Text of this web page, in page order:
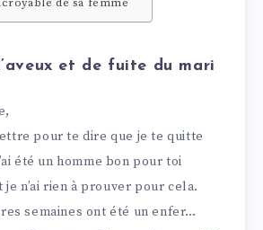
de sa femme
et de fuite du mari
pour te dire que je te quitte
été un homme bon pour toi
je n’ai rien à prouver pour cela.
semaines ont été un enfer…